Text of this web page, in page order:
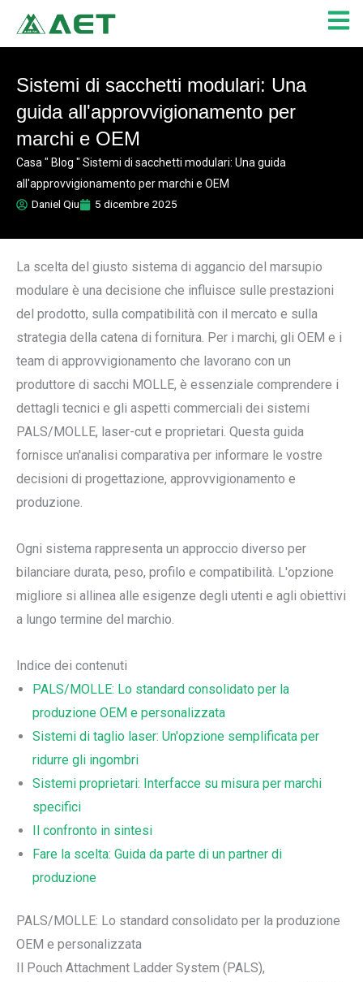
contenuto
Sistemi di sacchetti modulari: Una
guida all'approvvigionamento per
marchi e OEM
Casa " Blog " Sistemi di sacchetti modulari: Una guida
all'approvvigionamento per marchi e OEM
Daniel Qiu
5 dicembre 2025
La scelta del giusto sistema di aggancio del marsupio
modulare è una decisione che influisce sulle prestazioni
del prodotto, sulla compatibilità con il mercato e sulla
strategia della catena di fornitura. Per i marchi, gli OEM e i
team di approvvigionamento che lavorano con un
produttore di sacchi MOLLE, è essenziale comprendere i
dettagli tecnici e gli aspetti commerciali dei sistemi
PALS/MOLLE, laser-cut e proprietari. Questa guida
fornisce un'analisi comparativa per informare le vostre
decisioni di progettazione, approvvigionamento e
produzione.
Ogni sistema rappresenta un approccio diverso per
bilanciare durata, peso, profilo e compatibilità. L'opzione
migliore si allinea alle esigenze degli utenti e agli obiettivi
a lungo termine del marchio.
Indice dei contenuti
PALS/MOLLE: Lo standard consolidato per la
produzione OEM e personalizzata
Sistemi di taglio laser: Un'opzione semplificata per
ridurre gli ingombri
Sistemi proprietari: Interfacce su misura per marchi
specifici
Il confronto in sintesi
Fare la scelta: Guida da parte di un partner di
produzione
PALS/MOLLE: Lo standard consolidato per la produzione
OEM e personalizzata
Il Pouch Attachment Ladder System (PALS),